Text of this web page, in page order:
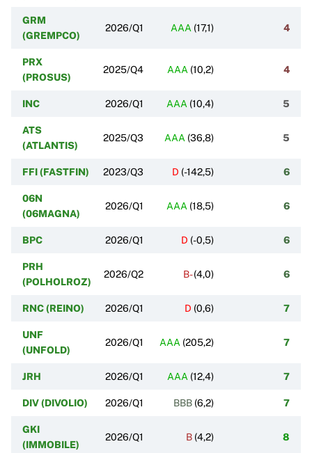
GRM
(GREMPCO)
2026/Q1 AAA (17,1) 4
PRX
(PROSUS)
2025/Q4 AAA (10,2) 4
INC 2026/Q1 AAA (10,4) 5
ATS
(ATLANTIS)
2025/Q3 AAA (36,8) 5
FFI (FASTFIN) 2023/Q3 D (-142,5) 6
06N
(06MAGNA)
2026/Q1 AAA (18,5) 6
BPC 2026/Q1 D (-0,5) 6
PRH
(POLHOLROZ)
2026/Q2 B-(4,0) 6
RNC (REINO) 2026/Q1 D (0,6) 7
UNF
(UNFOLD)
2026/Q1 AAA (205,2) 7
JRH 2026/Q1 AAA (12,4) 7
DIV (DIVOLIO) 2026/Q1 BBB (6,2) 7
GKI
(IMMOBILE)
2026/Q1 B (4,2) 8